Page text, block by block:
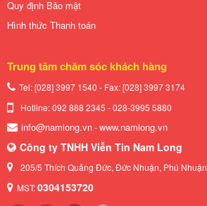
Quy định Bảo mật
Hình thức Thanh toán
Trung tâm chăm sóc khách hàng
Tel: [028] 3997 1540 - Fax: [028]3997 3174
Hotline: 092 888 2345 - 028-3995 5880
info@namlong.vn-www.namlong.vn
Công ty TNHH Viễn Tin Nam Long
205/5 Thích Quảng Đức, Đức Nhuận, Phú Nhuận
MST:0304153720